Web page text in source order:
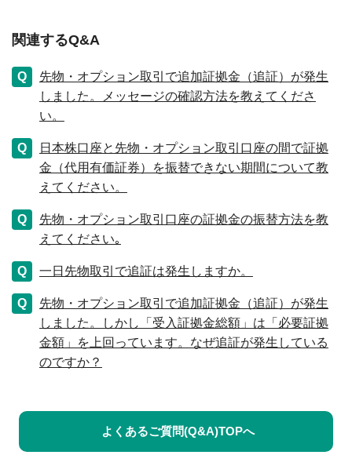
関連するQ&A
先物・オプション取引で追加証拠金（追証）が発生
しました。メッセージの確認方法を教えてくださ
い。
日本株口座と先物・オプション取引口座の間で証拠
金（代用有価証券）を振替できない期間について教
えてください。
先物・オプション取引口座の証拠金の振替方法を教
えてください｡
一日先物取引で追証は発生しますか。
先物・オプション取引で追加証拠金（追証）が発生
しました。しかし「受入証拠金総額」は「必要証拠
金額」を上回っています。なぜ追証が発生している
のですか？
よくあるご質問(Q&A)TOPへ